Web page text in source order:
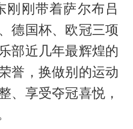
刚刚带着萨尔布吕
德国杯、欧冠三项
部近几年最辉煌的
誉，换做别的运动
、享受夺冠喜悦，